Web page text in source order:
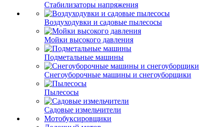
Стабилизаторы напряжения
Воздуходувки и садовые пылесосы
Мойки высокого давления
Подметальные машины
Снегоуборочные машины и снегоуборщики
Пылесосы
Садовые измельчители
Мотобуксировщики